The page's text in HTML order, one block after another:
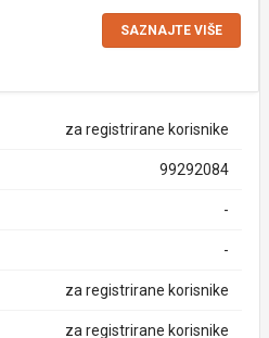
SAZNAJTE VIŠE
za registrirane korisnike
99292084
-
-
za registrirane korisnike
za registrirane korisnike